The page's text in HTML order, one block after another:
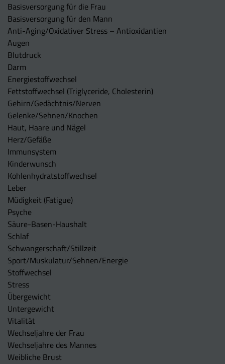
Basisversorgung für die Frau
Basisversorgung für den Mann
Anti-Aging/Oxidativer Stress – Antioxidantien
Augen
Blutdruck
Darm
Energiestoffwechsel
Fettstoffwechsel (Triglyceride, Cholesterin)
Gehirn/Gedächtnis/Nerven
Gelenke/Sehnen/Knochen
Haut, Haare und Nägel
Herz/Gefäße
Immunsystem
Kinderwunsch
Kohlenhydratstoffwechsel
Leber
Müdigkeit (Fatigue)
Psyche
Säure-Basen-Haushalt
Schlaf
Schwangerschaft/Stillzeit
Sport/Muskulatur/Sehnen/Energie
Stoffwechsel
Stress
Übergewicht
Untergewicht
Vitalität
Wechseljahre der Frau
Wechseljahre des Mannes
Weibliche Brust